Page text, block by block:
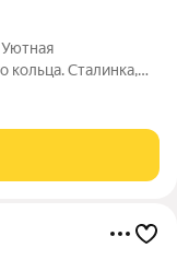
кольца. Сталинка,
квартире сделан